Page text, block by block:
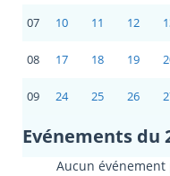
07 10 11 12
08 17 18 19
09 24 25 26
Evénements du
Aucun